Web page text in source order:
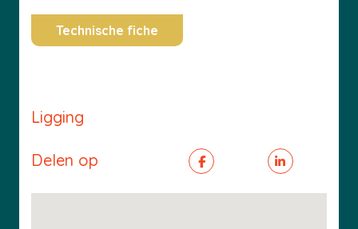
Technische fiche
Ligging
Delen op